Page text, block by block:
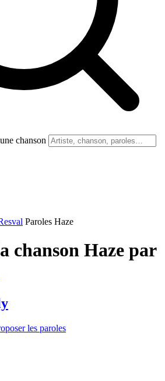
chanson
Paroles Haze
chanson Haze par
les paroles